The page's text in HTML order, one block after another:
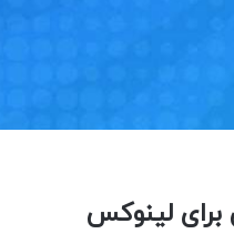
برای لینوکس